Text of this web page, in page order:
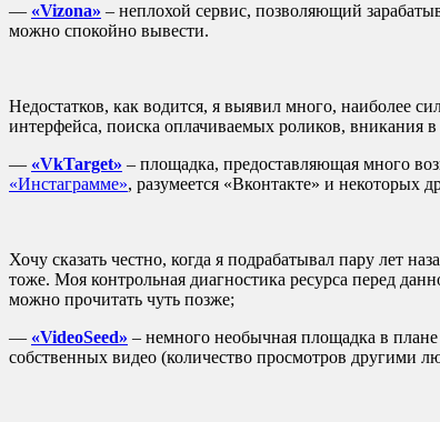
— «Vizona» – неплохой сервис, позволяющий
можно спокойно вывести.
Недостатков, как водится, я выявил много, наиболее
интерфейса, поиска оплачиваемых роликов, вникания
— «VkTarget» – площадка, предоставляющая много
«Инстаграмме», разумеется «Вконтакте» и некоторых
Хочу сказать честно, когда я подрабатывал пару лет
тоже. Моя контрольная диагностика ресурса перед
можно прочитать чуть позже;
— «VideoSeed» – немного необычная площадка в плане
собственных видео (количество просмотров другими